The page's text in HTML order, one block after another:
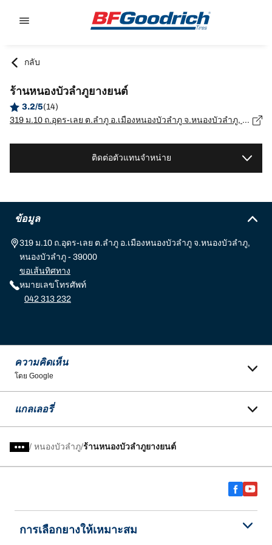
กลับ
ร้านหนองบัวลำภูยางยนต์
3.2/5(14)
319 ม.10 ถ.อุดร-เลย ต.ลำภู อ.เมืองหนองบัวลำภู จ.หนองบัวลำภู, หนองบัวลำภู - 39000
ติดต่อตัวแทนจำหน่าย
ข้อมูล
319 ม.10 ถ.อุดร-เลย ต.ลำภู อ.เมืองหนองบัวลำภู จ.หนองบัวลำภู,
หนองบัวลำภู - 39000
ขอเส้นทิศทาง
หมายเลขโทรศัพท์
042 313 232
ความคิดเห็น
โดย Google
แกลเลอรี่
/ หนองบัวลำภู ร้านหนองบัวลำภูยางยนต์
การเลือกยางให้เหมาะสม